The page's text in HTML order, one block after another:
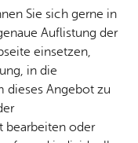
Um­
welt
Ge­
sund­
heit &
kum
Fläche für
für die
Sie sich gerne in
Auflistung der
einsetzen,
in die
dieses Angebot zu
bearbeiten oder